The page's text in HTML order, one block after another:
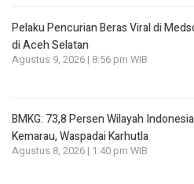
Pelaku Pencurian Beras Viral di
di Aceh Selatan
Agustus 9, 2026 | 8:56 pm WIB
BMKG: 73,8 Persen Wilayah
Kemarau, Waspadai Karhutla
Agustus 8, 2026 | 1:40 pm WIB